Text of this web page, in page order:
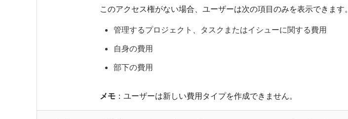
このアクセス権がない場合、ユーザーは次の項目のみを表示できます。
管理するプロジェクト、タスクまたはイシューに関する費用
自身の費用
部下の費用
メモ ：ユーザーは新しい費用タイプを作成できません。